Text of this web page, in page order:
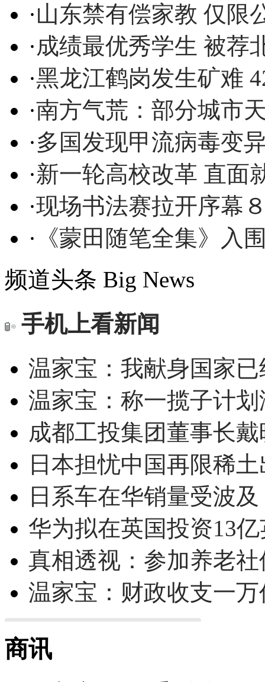
·山东禁有偿家教 仅限
·成绩最优秀学生 被荐
·黑龙江鹤岗发生矿难
·南方气荒：部分城市
·多国发现甲流病毒变
·新一轮高校改革 直面
·现场书法赛拉开序幕
· 《蒙田随笔全集》入
频道头条 Big News
手机上看新闻
温家宝：我献身国家
温家宝：称一揽子计
成都工投集团董事长
日本担忧中国再限稀
日系车在华销量受波
华为拟在英国投资13
真相透视：参加养老
温家宝：财政收支一
商讯